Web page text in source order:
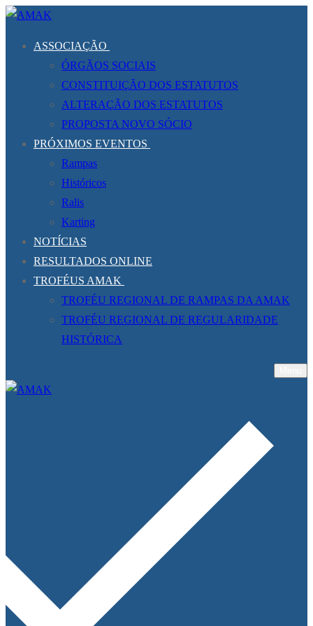
Saltar
conteúdo
Menu
Fechar
ASSOCIAÇÃO
ÓRGÃOS SOCIAIS
CONSTITUIÇÃO DOS ESTATUTOS
ALTERAÇÃO DOS ESTATUTOS
PROPOSTA NOVO SÓCIO
PRÓXIMOS EVENTOS
Rampas
Históricos
Ralis
Karting
NOTÍCIAS
RESULTADOS ONLINE
TROFÉUS AMAK
TROFÉU REGIONAL DE RAMPAS DA AMAK
TROFÉU REGIONAL DE REGULARIDADE
HISTÓRICA